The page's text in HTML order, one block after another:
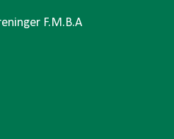
F.M.B.A